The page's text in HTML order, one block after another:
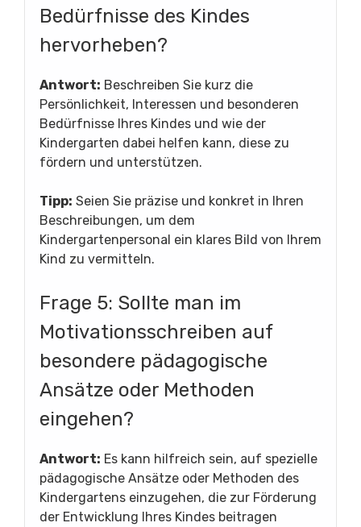
Bedürfnisse des Kindes
hervorheben?
Antwort: Beschreiben Sie kurz die
Persönlichkeit, Interessen und besonderen
Bedürfnisse Ihres Kindes und wie der
Kindergarten dabei helfen kann, diese zu
fördern und unterstützen.
Tipp: Seien Sie präzise und konkret in Ihren
Beschreibungen, um dem
Kindergartenpersonal ein klares Bild von Ihrem
Kind zu vermitteln.
Frage 5: Sollte man im
Motivationsschreiben auf
besondere pädagogische
Ansätze oder Methoden
eingehen?
Antwort: Es kann hilfreich sein, auf spezielle
pädagogische Ansätze oder Methoden des
Kindergartens einzugehen, die zur Förderung
der Entwicklung Ihres Kindes beitragen